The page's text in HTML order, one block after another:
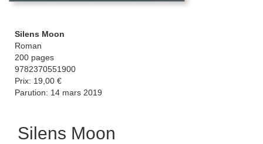
Silens Moon
Roman
200 pages
9782370551900
Prix: 19,00 €
Parution: 14 mars 2019
Silens Moon